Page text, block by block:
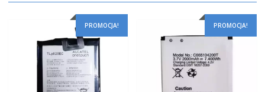
PROMOCJA! PROMOCJA!